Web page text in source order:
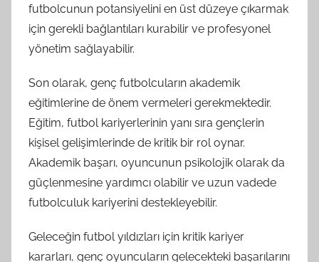
futbolcunun potansiyelini en üst düzeye çıkarmak
için gerekli bağlantıları kurabilir ve profesyonel
yönetim sağlayabilir.
Son olarak, genç futbolcuların akademik
eğitimlerine de önem vermeleri gerekmektedir.
Eğitim, futbol kariyerlerinin yanı sıra gençlerin
kişisel gelişimlerinde de kritik bir rol oynar.
Akademik başarı, oyuncunun psikolojik olarak da
güçlenmesine yardımcı olabilir ve uzun vadede
futbolculuk kariyerini destekleyebilir.
Geleceğin futbol yıldızları için kritik kariyer
kararları, genç oyuncuların gelecekteki başarılarını